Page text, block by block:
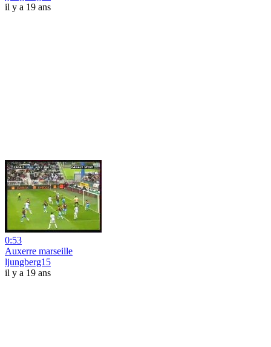
il y a 19 ans
0:53
Auxerre marseille
ljungberg15
il y a 19 ans